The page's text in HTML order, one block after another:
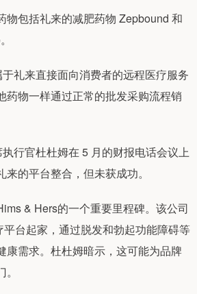
包括礼来的减肥药物 Zepbound 和
来直接面向消费者的远程医疗服务
药物一样通过正常的批发采购流程销
官杜杜姆在 5 月的财报电话会议上
的平台整合，但未获成功。
& Hers的一个重要里程碑。该公司
台起家，通过脱发和勃起功能障碍等
康需求。杜杜姆暗示，这可能为品牌